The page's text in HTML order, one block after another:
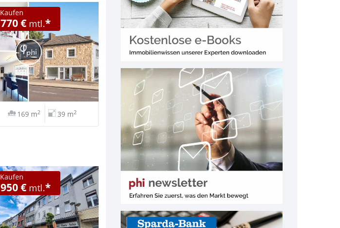
Kaufen
770 €mtl.*
169 m2 39 m2
Kaufen
950 €mtl.*